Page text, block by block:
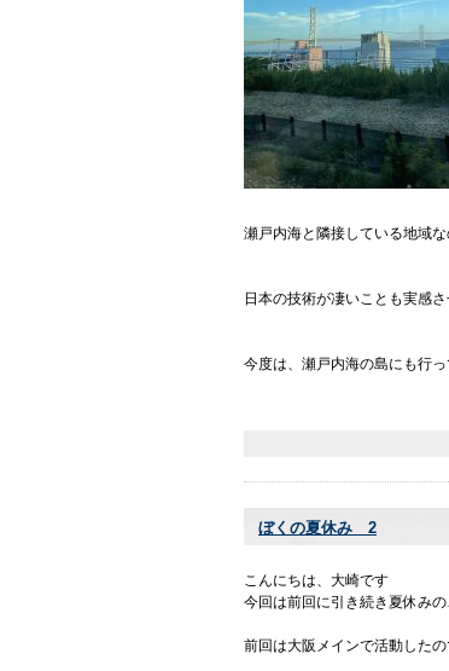
瀬戸内海と隣接している地域
日本の技術が凄いことも実感
今度は、瀬戸内海の島にも行っ
ぼくの夏休み 2
こんにちは、大崎です
今回は前回に引き続き夏休み
前回は大阪メインで活動した